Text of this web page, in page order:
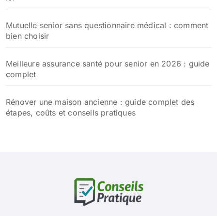
Mutuelle senior sans questionnaire médical : comment
bien choisir
Meilleure assurance santé pour senior en 2026 : guide
complet
Rénover une maison ancienne : guide complet des
étapes, coûts et conseils pratiques